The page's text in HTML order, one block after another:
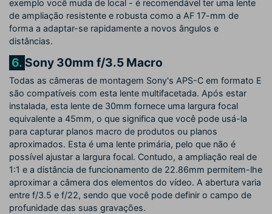
exemplo você muda de local - é recomendável ter uma lente
de ampliação resistente e robusta como a AF 17-mm de
forma a adaptar-se rapidamente a novos ângulos e
distâncias.
6. Sony 30mm f/3.5 Macro
Todas as câmeras de montagem Sony's APS-C em formato E
são compatíveis com esta lente multifacetada. Após estar
instalada, esta lente de 30mm fornece uma largura focal
equivalente a 45mm, o que significa que você pode usá-la
para capturar planos macro de produtos ou planos
aproximados. Esta é uma lente primária, pelo que não é
possível ajustar a largura focal. Contudo, a ampliação real de
1:1 e a distância de funcionamento de 22.86mm permitem-lhe
aproximar a câmera dos elementos do vídeo. A abertura varia
entre f/3.5 e f/22, sendo que você pode definir o campo de
profunidade das suas gravações.